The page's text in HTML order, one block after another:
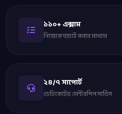
১১০+ এক্সাম
নিজেকে যাচাই করার মাধ্যম
২৪/৭ সাপোর্ট
ডেডিকেটেড মেন্টরশিপ সার্ভিস